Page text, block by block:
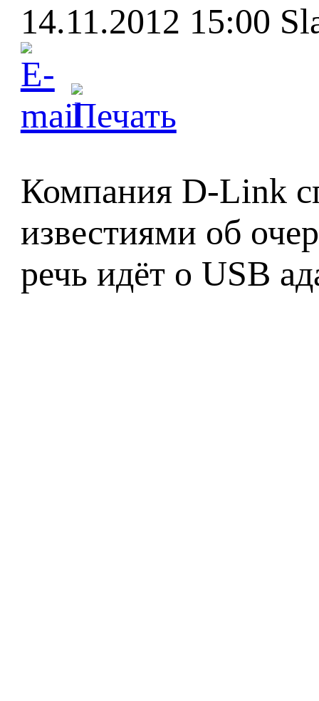
14.11.2012 15:00
Компания D-Link
известиями об
речь идёт о USB